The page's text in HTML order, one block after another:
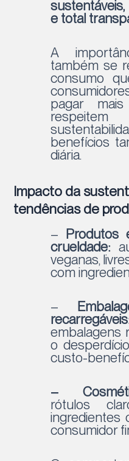
e total
A
também se
consumo
pagar
benefícios
diária.
Impacto da
tendências de
–
Produtos
crueldade:
veganas,
com
–
embalagens
o
custo-
–
rótulos
ingredientes
consumidor